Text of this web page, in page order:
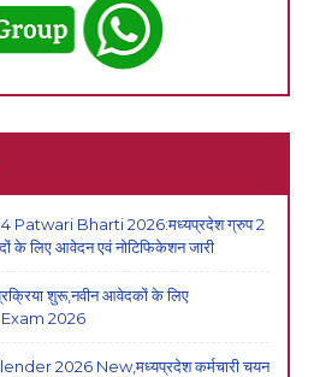
Patwari Bharti 2026:मध्यप्रदेश ग्रुप 2
के लिए आवेदन एवं नोटिफिकेशन जारी
प्रक्रिया शुरू,नवीन आवेदकों के लिए
2026
2026 New,मध्यप्रदेश कर्मचारी चयन